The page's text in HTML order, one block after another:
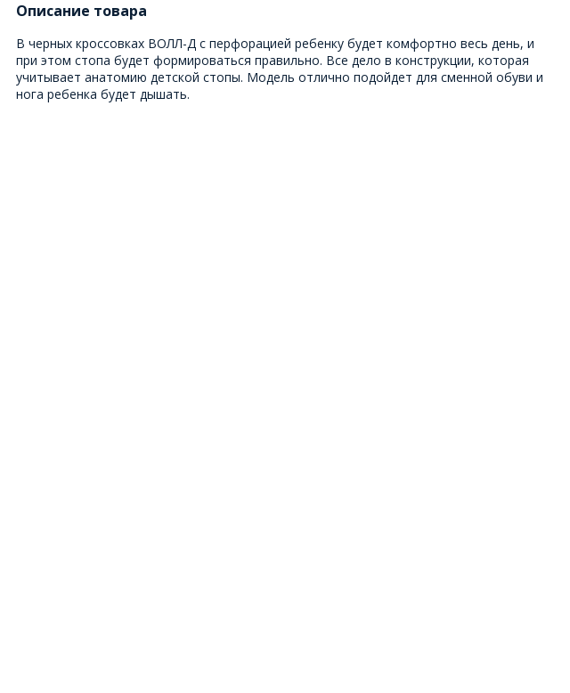
Описание товара
В черных кроссовках ВОЛЛ-Д с перфорацией ребенку будет комфортно весь день, и
при этом стопа будет формироваться правильно. Все дело в конструкции, которая
учитывает анатомию детской стопы. Модель отлично подойдет для сменной обуви и
нога ребенка будет дышать.